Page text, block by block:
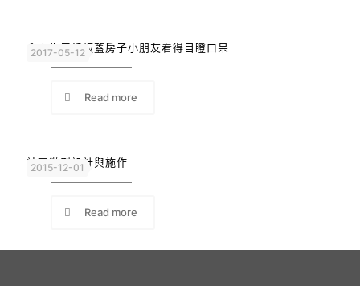
2017-05-12
金大生用紙板蓋房子小朋友看得目瞪口呆
Read more
2015-12-01
社區微型設計與施作
Read more